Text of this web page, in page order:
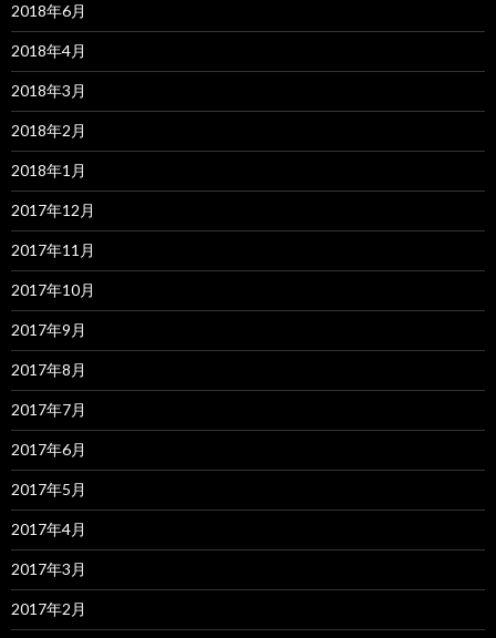
2018年6月
2018年4月
2018年3月
2018年2月
2018年1月
2017年12月
2017年11月
2017年10月
2017年9月
2017年8月
2017年7月
2017年6月
2017年5月
2017年4月
2017年3月
2017年2月